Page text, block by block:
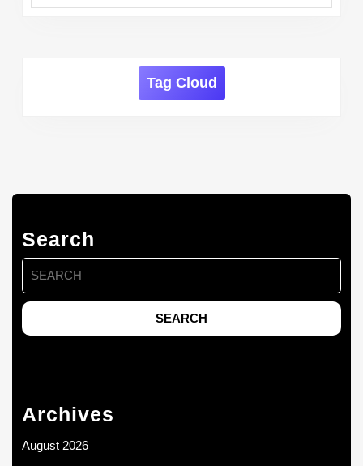
Tag Cloud
Search
Search
for:
Archives
August 2026